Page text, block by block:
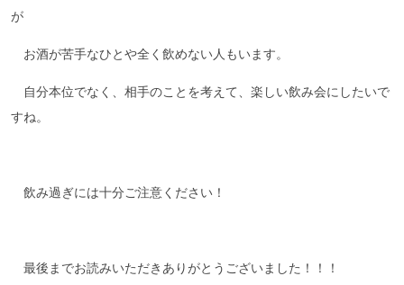
が
お酒が苦手なひとや全く飲めない人もいます。
自分本位でなく、相手のことを考えて、楽しい飲み会にしたいで
すね。
飲み過ぎには十分ご注意ください！
最後までお読みいただきありがとうございました！！！